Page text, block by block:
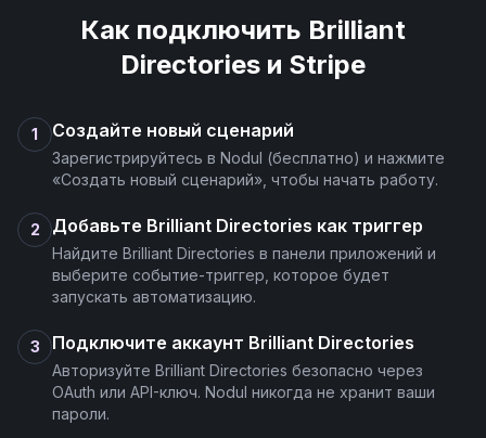
Как подключить Brilliant
Directories и Stripe
1 Создайте новый сценарий
Зарегистрируйтесь в Nodul (бесплатно) и нажмите
«Создать новый сценарий», чтобы начать работу.
2 Добавьте Brilliant Directories как триггер
Найдите Brilliant Directories в панели приложений и
выберите событие-триггер, которое будет
запускать автоматизацию.
3 Подключите аккаунт Brilliant Directories
Авторизуйте Brilliant Directories безопасно через
OAuth или API-ключ. Nodul никогда не хранит ваши
пароли.